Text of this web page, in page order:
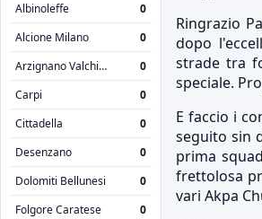
Albinoleffe
0
Alcione Milano
0
Arzignano Valchiampo
0
Carpi
0
Cittadella
0
Desenzano
0
Dolomiti Bellunesi
0
Folgore Caratese
0
Ringrazio
dopo
strade tra
speciale.
E faccio i
seguito sin
prima
frettolosa
vari Akpa